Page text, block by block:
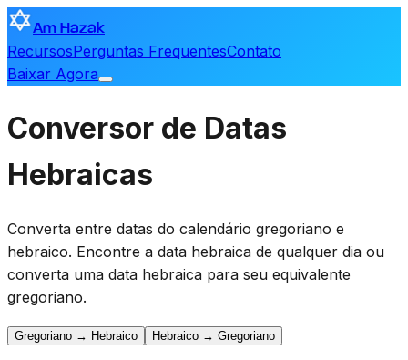
Am Hazak
RecursosPerguntas FrequentesContato
Baixar Agora
Conversor de Datas
Hebraicas
Converta entre datas do calendário gregoriano e
hebraico. Encontre a data hebraica de qualquer dia ou
converta uma data hebraica para seu equivalente
gregoriano.
Gregoriano → Hebraico Hebraico → Gregoriano